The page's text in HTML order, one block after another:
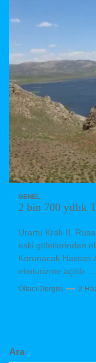
GENEL
2 bin 700 yıllık
Urartu Kralı II.
eski göletlerinden
Korunacak Hassas
ekoturizme açıldı.
Oltacı Dergisi 2
Ara